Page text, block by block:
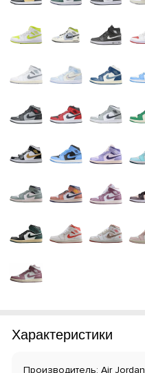
Характеристики
Производитель: Air Jordan